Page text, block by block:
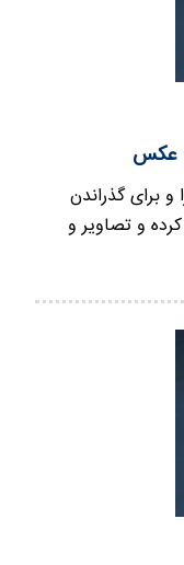
عکس
و برای گذراندن
و تصاویر و